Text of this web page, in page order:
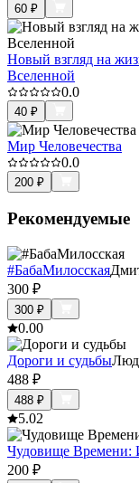
60 ₽
Новый взгляд на
Вселенной
0.0
40 ₽
Мир Человечества
0.0
200 ₽
Рекомендуемые
#БабаМилосская
300 ₽
300 ₽
0.00
Дороги и судьбы
488 ₽
488 ₽
5.02
Чудовище Времени:
200 ₽